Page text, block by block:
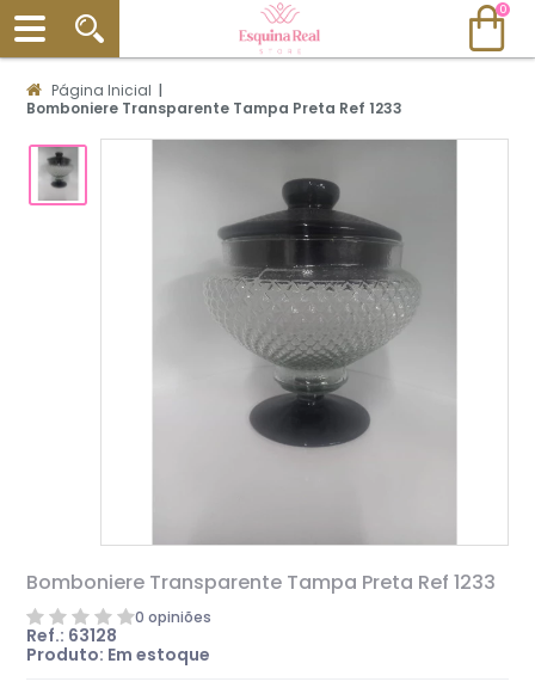
0
Página Inicial |
Bomboniere Transparente Tampa Preta Ref 1233
Bomboniere Transparente Tampa Preta Ref 1233
0 opiniões
Ref.: 63128
Produto: Em estoque